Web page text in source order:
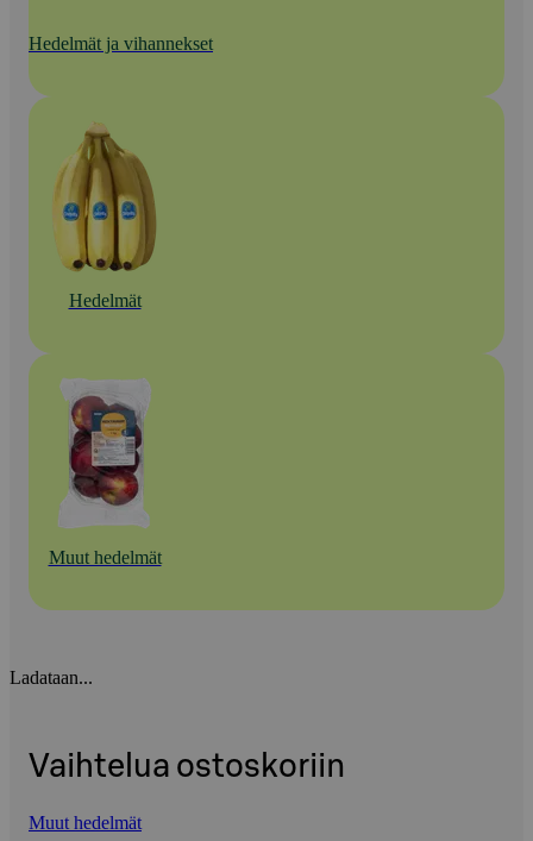
Hedelmät ja vihannekset
Hedelmät
Muut hedelmät
Ladataan...
Vaihtelua ostoskoriin
Muut hedelmät